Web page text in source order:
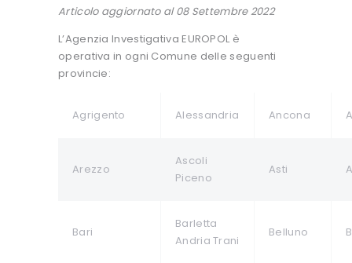
Articolo aggiornato al 08 Settembre 2022
L’Agenzia Investigativa EUROPOL è
operativa in ogni Comune delle seguenti
provincie:
Agrigento Alessandria Ancona
Arezzo
Ascoli
Piceno
Asti
Bari
Barletta
Andria Trani
Belluno